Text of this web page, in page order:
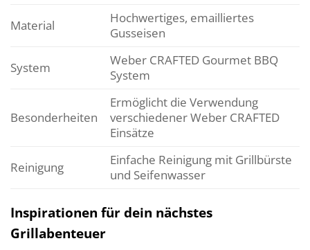
Material
Hochwertiges, emailliertes
Gusseisen
System
Weber CRAFTED Gourmet BBQ
System
Besonderheiten
Ermöglicht die Verwendung
verschiedener Weber CRAFTED
Einsätze
Reinigung
Einfache Reinigung mit Grillbürste
und Seifenwasser
Inspirationen für dein nächstes
Grillabenteuer